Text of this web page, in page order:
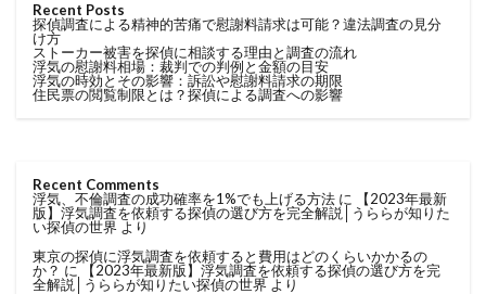
Recent Posts
探偵調査による精神的苦痛で慰謝料請求は可能？違法調査の見分
け方
ストーカー被害を探偵に相談する理由と調査の流れ
浮気の慰謝料相場：裁判での判例と金額の目安
浮気の時効とその影響：訴訟や慰謝料請求の期限
住民票の閲覧制限とは？探偵による調査への影響
Recent Comments
浮気、不倫調査の成功確率を1%でも上げる方法 に
【2023年最新
版】浮気調査を依頼する探偵の選び方を完全解説│うららが知りた
い探偵の世界 より
東京の探偵に浮気調査を依頼すると費用はどのくらいかかるの
か？ に 【2023年最新版】浮気調査を依頼する探偵の選び方を完
全解説│うららが知りたい探偵の世界より